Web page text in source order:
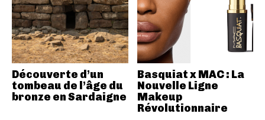
Découverte d’un
tombeau de l’âge du
bronze en Sardaigne
Basquiat x MAC : La
Nouvelle Ligne
Makeup
Révolutionnaire